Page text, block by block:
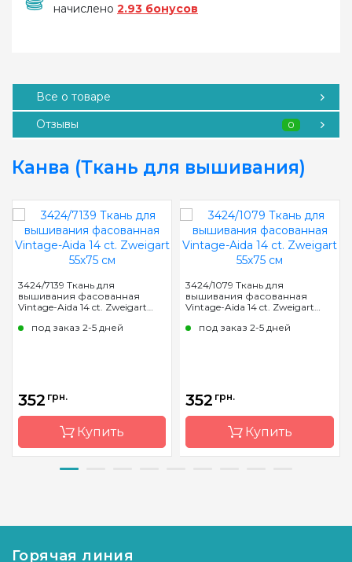
начислено 2.93 бонусов
Все о товаре
Отзывы
0
Канва (Ткань для вышивания)
3424/7139 Ткань для
вышивания фасованная
Vintage-Aida 14 ct. Zweigart
под заказ 2-5 дней
352 грн.
Купить
Страна-
Германия
3424/1079 Ткань для
вышивания фасованная
Vintage-Aida 14 ct. Zweigart
под заказ 2-5 дней
352 грн.
Купить
Страна-
Германия
Горячая линия